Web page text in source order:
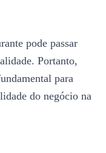
pode passar
Portanto,
para
do negócio na